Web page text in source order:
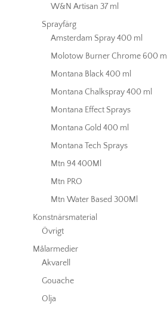
W&N Artisan 37 ml
Sprayfärg
Amsterdam Spray 400 ml
Molotow Burner Chrome 600 ml
Montana Black 400 ml
Montana Chalkspray 400 ml
Montana Effect Sprays
Montana Gold 400 ml
Montana Tech Sprays
Mtn 94 400Ml
Mtn PRO
Mtn Water Based 300Ml
Konstnärsmaterial
Övrigt
Målarmedier
Akvarell
Gouache
Olja